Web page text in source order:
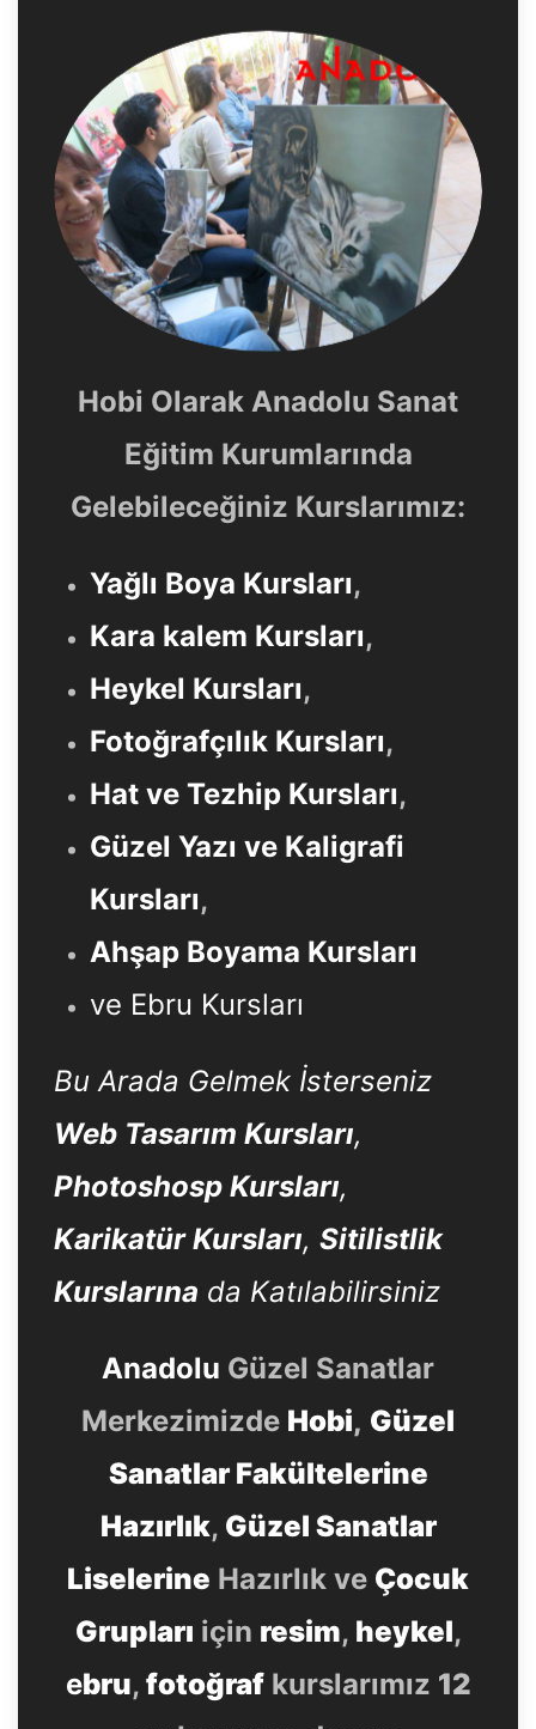
Hobi Olarak Anadolu Sanat
Eğitim Kurumlarında
Gelebileceğiniz Kurslarımız:
Yağlı Boya Kursları,
Kara kalem Kursları,
Heykel Kursları,
Fotoğrafçılık Kursları,
Hat ve Tezhip Kursları,
Güzel Yazı ve Kaligrafi
Kursları,
Ahşap Boyama Kursları
ve Ebru Kursları
Bu Arada Gelmek İsterseniz
Web Tasarım Kursları,
Photoshosp Kursları,
Karikatür Kursları, Sitilistlik
Kurslarına da Katılabilirsiniz
Anadolu Güzel Sanatlar
Merkezimizde Hobi, Güzel
Sanatlar Fakültelerine
Hazırlık, Güzel Sanatlar
Liselerine Hazırlık ve Çocuk
Grupları için resim, heykel,
ebru, fotoğrafkurslarımız 12